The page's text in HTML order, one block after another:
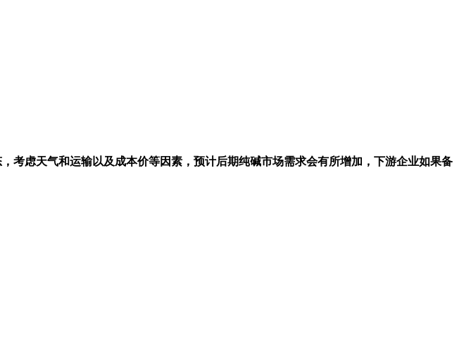
虑天气和运输以及成本价等因素，预计后期纯碱市场需求会有所增加，下游企业如果备